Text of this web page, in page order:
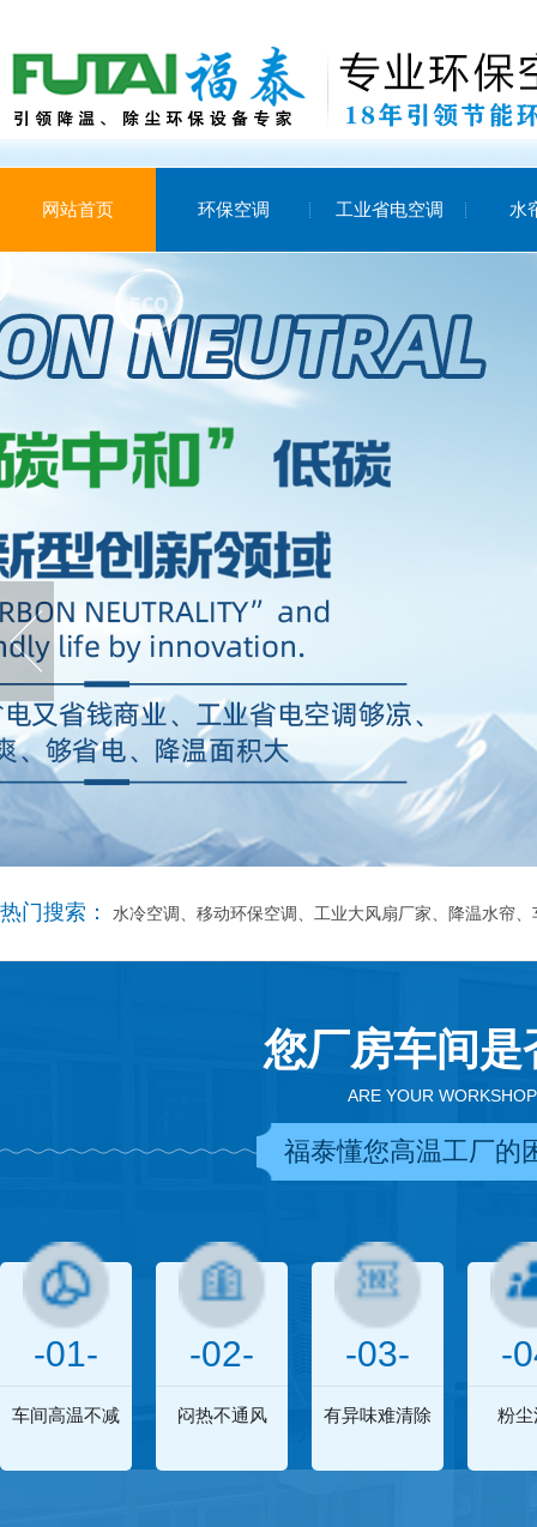
网站首页 环保空调 工业省电空调 水
热门搜索： 水冷空调、移动环保空调、工业大风扇厂家、降温水帘
您厂房车间
ARE YOUR
福泰懂您高温工厂的
-01-
车间高温不减
-02-
闷热不通风
-03-
有异味难清除
-
粉尘